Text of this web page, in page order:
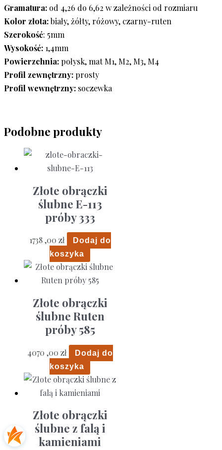
Gramatura: od 4,26 do 6,62 w zależności od rozmiaru
Kolor złota:biały, żółty, różowy, czarny-ruten
Szerokość: 5mm
Wysokość: 1,4mm
Powierzchnia: połysk, mat M1, M2, M3, M4
Profil zewnętrzny: prosty
Profil wewnętrzny: soczewka
Podobne produkty
Złote obrączki
ślubne E-113
próby 333
1738 ,00 zł
Dodaj do
koszyka
Złote obrączki
ślubne Ruten
próby 585
4070 ,00 zł
Dodaj do
koszyka
Złote obrączki
ślubne z falą i
kamieniami